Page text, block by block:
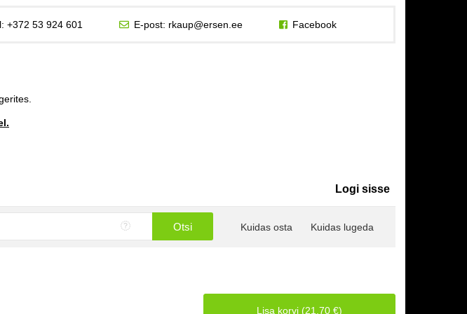
+372 53 924 601 E-post: rkaup@ersen.ee Facebook
Logi sisse
Kuidas osta Kuidas lugeda
Lisa korvi (21.70 €)